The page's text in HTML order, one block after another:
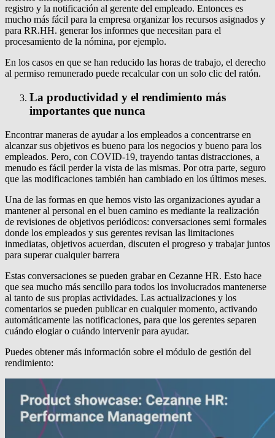
registro y la notificación al gerente del empleado. Entonces es
mucho más fácil para la empresa organizar los recursos asignados y
para RR.HH. generar los informes que necesitan para el
procesamiento de la nómina, por ejemplo.
En los casos en que se han reducido las horas de trabajo, el derecho
al permiso remunerado puede recalcular con un solo clic del ratón.
La productividad y el rendimiento más
importantes que nunca
Encontrar maneras de ayudar a los empleados a concentrarse en
alcanzar sus objetivos es bueno para los negocios y bueno para los
empleados. Pero, con COVID-19, trayendo tantas distracciones, a
menudo es fácil perder la vista de las mismas. Por otra parte, seguro
que las modificaciones también han cambiado en los últimos meses.
Una de las formas en que hemos visto las organizaciones ayudar a
mantener al personal en el buen camino es mediante la realización
de revisiones de objetivos periódicos: conversaciones semi formales
donde los empleados y sus gerentes revisan las limitaciones
inmediatas, objetivos acuerdan, discuten el progreso y trabajar juntos
para superar cualquier barrera
Estas conversaciones se pueden grabar en Cezanne HR. Esto hace
que sea mucho más sencillo para todos los involucrados mantenerse
al tanto de sus propias actividades. Las actualizaciones y los
comentarios se pueden publicar en cualquier momento, activando
automáticamente las notificaciones, para que los gerentes separen
cuándo elogiar o cuándo intervenir para ayudar.
Puedes obtener más información sobre el módulo de gestión del
rendimiento: